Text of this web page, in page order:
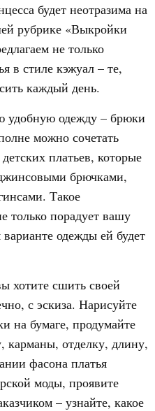
будет неотразима на
рубрике «Выкройки
не только
в стиле кэжуал – те,
каждый день.
удобную одежду – брюки
можно сочетать
платьев, которые
брючками,
Такое
только порадует вашу
одежды ей будет
хотите сшить своей
с эскиза. Нарисуйте
на бумаге, продумайте
карманы, отделку, длину,
фасона платья
моды, проявите
– узнайте, какое